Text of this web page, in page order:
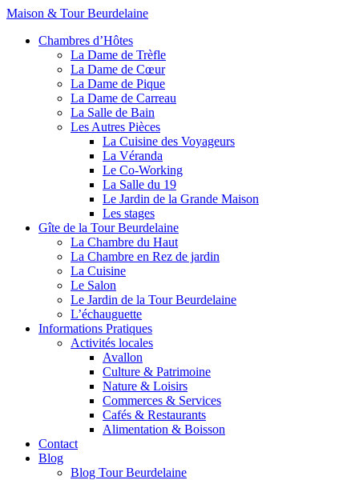
Maison & Tour Beurdelaine
Chambres d’Hôtes
La Dame de Trèfle
La Dame de Cœur
La Dame de Pique
La Dame de Carreau
La Salle de Bain
Les Autres Pièces
La Cuisine des Voyageurs
La Véranda
Le Co-Working
La Salle du 19
Le Jardin de la Grande Maison
Les stages
Gîte de la Tour Beurdelaine
La Chambre du Haut
La Chambre en Rez de jardin
La Cuisine
Le Salon
Le Jardin de la Tour Beurdelaine
L’échauguette
Informations Pratiques
Activités locales
Avallon
Culture & Patrimoine
Nature & Loisirs
Commerces & Services
Cafés & Restaurants
Alimentation & Boisson
Contact
Blog
Blog Tour Beurdelaine